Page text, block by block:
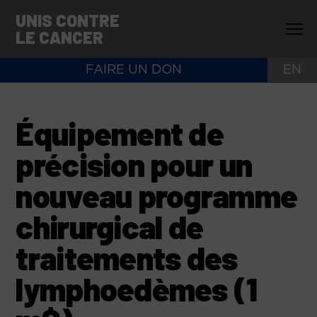
UNIS CONTRE
LE CANCER
FAIRE UN DON EN
Équipement de
précision pour un
nouveau programme
chirurgical de
traitements des
lymphoedèmes (1